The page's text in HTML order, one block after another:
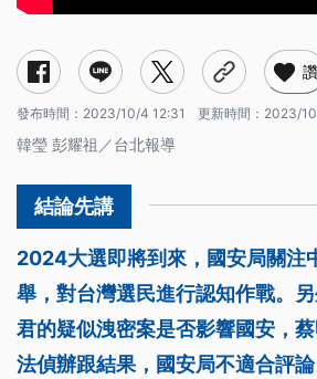
讚
發布時間： 2023/10/4 12:31 更新時間： 2023/
韓瑩 彭耀祖／台北報導
2024大選即將到來，國安局關注
舉，對台灣選民進行認知作戰。
君的疑似洩密案是否影響國安，
法偵辦跟結果，國安局不適合評論